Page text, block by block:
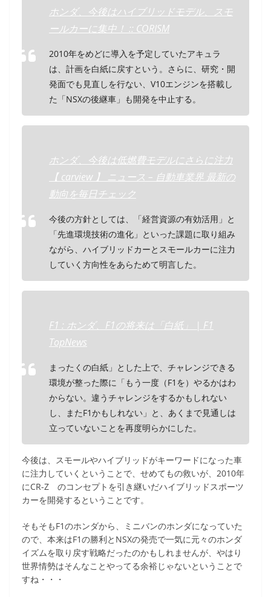
ホンダ、今後はハイブリッドモデル、スモ
ールカーに集中！ :: CORISM
2010年をめどに導入を予定していたアキュラ
は、計画を白紙に戻すという。さらに、研究・開
発面でも見直しを行ない、V10エンジンを搭載し
た「NSXの後継車」も開発を中止する。
ホンダ、今後は低燃費モデルにさらに注力
【 carview 】 ニュース – 自動車業界 最新の
動向を毎日チェック
今後の方針としては、「経営資源の有効活用」と
「先進環境技術の進化」といった課題に取り組み
ながら、ハイブリッドカーとスモールカーに注力
していく方向性をあらためて明言した。
F1 : ホンダ、F1の将来は「白紙」 | F1
TopNews
まったくの白紙」とした上で、チャレンジできる
環境が整った際に「もう一度（F1を）やるかはわ
からない。違うチャレンジをするかもしれない
し、またF1かもしれない」と、あくまで見通しは
立っていないことを再度明らかにした。
今後は、スモールやハイブリッドがキーワードになった車
に注力していくということで、せめてもの救いが、2010年
にCR-Z のコンセプトを引き継いだハイブリッドスポーツ
カーを開発するということです。
そもそもF1のホンダから、ミニバンのホンダになっていた
ので、本来はF1の勝利とNSXの発売で一気に元々のホンダ
イズムを取り戻す戦略だったのかもしれませんが、やはり
世界情勢はそんなことやってる余裕じゃないということで
すね・・・